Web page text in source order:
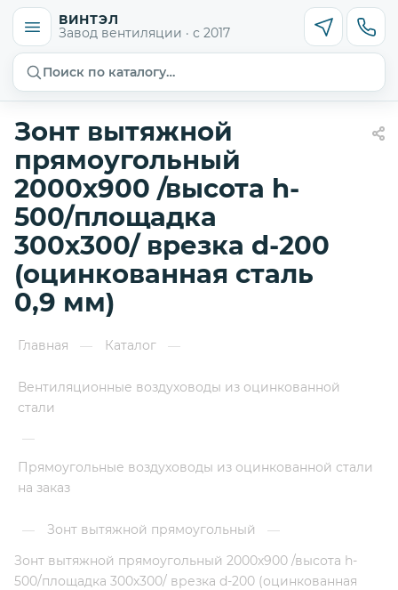
ВИНТЭЛ
Завод вентиляции · с 2017
Поиск по каталогу…
Зонт вытяжной
прямоугольный
2000х900 /высота h-
500/площадка
300х300/ врезка d-200
(оцинкованная сталь
0,9 мм)
Главная — Каталог —
Вентиляционные воздуховоды из оцинкованной
стали
—
Прямоугольные воздуховоды из оцинкованной стали
на заказ
— Зонт вытяжной прямоугольный
—
Зонт вытяжной прямоугольный 2000х900 /высота h-
500/площадка 300х300/ врезка d-200 (оцинкованная